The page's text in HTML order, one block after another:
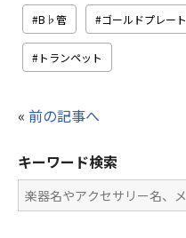
B♭管 ゴールドプレート
トランペット
« 前の記事へ
キーワード検索